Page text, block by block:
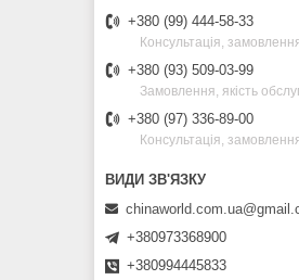
+380 (99) 444-58-33
Консультація,
+380 (93) 509-03-99
Замовлення, якість
+380 (97) 336-89-00
Консультація,
+380973368900
+380994445833